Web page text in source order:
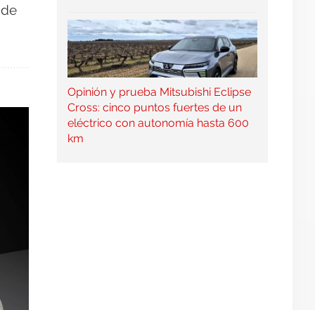
Opinión y prueba Mitsubishi Eclipse
Cross: cinco puntos fuertes de un
eléctrico con autonomía hasta 600
km